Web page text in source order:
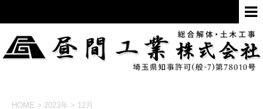
HOME > 2023年 > 12月